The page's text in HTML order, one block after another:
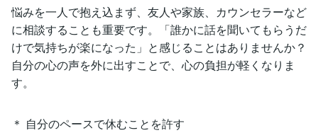
悩みを一人で抱え込まず、友人や家族、カウンセラーなど
に相談することも重要です。「誰かに話を聞いてもらうだ
けで気持ちが楽になった」と感じることはありませんか？
自分の心の声を外に出すことで、心の負担が軽くなりま
す。
＊ 自分のペースで休むことを許す